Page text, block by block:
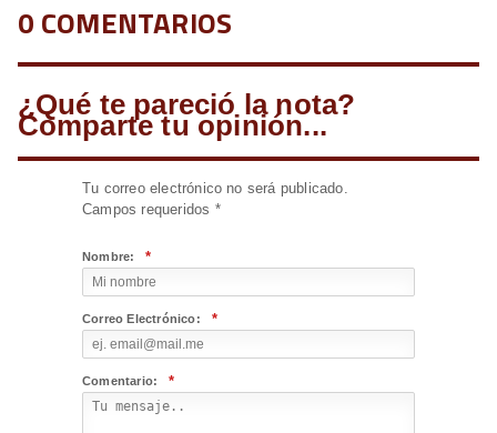
0 COMENTARIOS
¿Qué te pareció la nota?
Comparte tu opinión...
Tu correo electrónico no será publicado.
Campos requeridos *
Nombre: *
Correo Electrónico: *
Comentario: *